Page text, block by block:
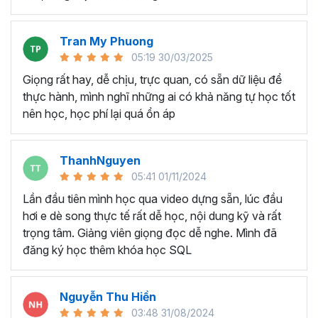
Theo đánh giá của các nhà phân tích thị trường nổi tiếng,
Data AnalyticsvàBusiness Intelligence
tuyệt vời mà Power BI đem lại cho người dùng có thể kể
đến như:
Power BI có khả năng xử lý dữ liệu lớn một cách
nhanh chóng và chính xác hơn so với Excel và tránh
treo máy khi làm việc với file dữ liệu lớn.
Power BI giúp tự động hóa quy trình làm báo cáo và
cập nhật dữ liệu mới, loại bỏ bước làm việc thủ công
Tính năng "Publish to Web" cho phép dễ dàng chia
sẻ báo cáo thông qua website, cho phép truy cập
và cập nhật từ bất kỳ thiết bị nào có trình duyệt web.
Power BI cung cấp giao diện trực quan với tính năng
kéo và thả, tạo trải nghiệm người dùng thuận lợi và
thú vị hơn khi làm việc với dữ liệu.
Power BI tích hợp mượt mà với các sản phẩm của
Tran My Phuong
05:19 30/03/2025
Giọng rất hay, dễ chịu, trực quan, có sẵn dữ liệu để
thực hành, mình nghĩ những ai có khả năng tự học tốt
nên học, học phí lại quá ổn áp
ThanhNguyen
05:41 01/11/2024
Lần đầu tiên mình học qua video dựng sẵn, lúc đầu
hơi e dè song thực tế rất dễ học, nội dung kỹ và rất
trọng tâm. Giảng viên giọng đọc dễ nghe. Mình đã
đăng ký học thêm khóa học SQL
Nguyễn Thu Hiền
03:48 31/08/2024